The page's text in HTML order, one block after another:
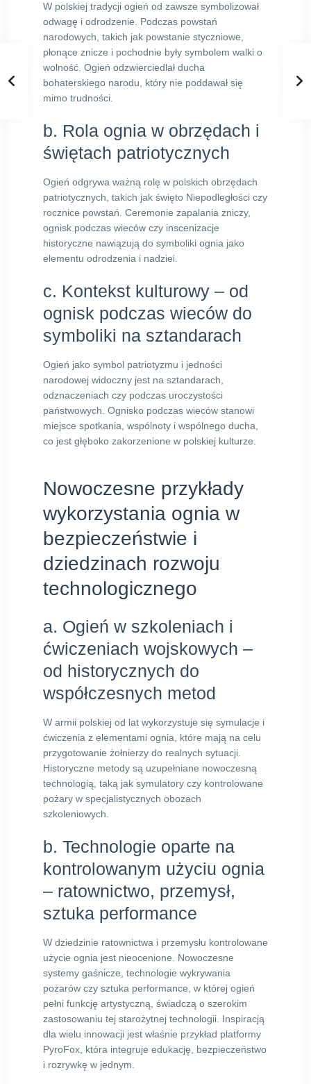
W polskiej tradycji ogień od zawsze symbolizował
odwagę i odrodzenie. Podczas powstań
narodowych, takich jak powstanie styczniowe,
płonące znicze i pochodnie były symbolem walki o
wolność. Ogień odzwierciedlał ducha
bohaterskiego narodu, który nie poddawał się
mimo trudności.
b. Rola ognia w obrzędach i
świętach patriotycznych
Ogień odgrywa ważną rolę w polskich obrzędach
patriotycznych, takich jak święto Niepodległości czy
rocznice powstań. Ceremonie zapalania zniczy,
ognisk podczas wieców czy inscenizacje
historyczne nawiązują do symboliki ognia jako
elementu odrodzenia i nadziei.
c. Kontekst kulturowy – od
ognisk podczas wieców do
symboliki na sztandarach
Ogień jako symbol patriotyzmu i jedności
narodowej widoczny jest na sztandarach,
odznaczeniach czy podczas uroczystości
państwowych. Ognisko podczas wieców stanowi
miejsce spotkania, wspólnoty i wspólnego ducha,
co jest głęboko zakorzenione w polskiej kulturze.
Nowoczesne przykłady
wykorzystania ognia w
bezpieczeństwie i
dziedzinach rozwoju
technologicznego
a. Ogień w szkoleniach i
ćwiczeniach wojskowych –
od historycznych do
współczesnych metod
W armii polskiej od lat wykorzystuje się symulacje i
ćwiczenia z elementami ognia, które mają na celu
przygotowanie żołnierzy do realnych sytuacji.
Historyczne metody są uzupełniane nowoczesną
technologią, taką jak symulatory czy kontrolowane
pożary w specjalistycznych obozach
szkoleniowych.
b. Technologie oparte na
kontrolowanym użyciu ognia
– ratownictwo, przemysł,
sztuka performance
W dziedzinie ratownictwa i przemysłu kontrolowane
użycie ognia jest nieocenione. Nowoczesne
systemy gaśnicze, technologie wykrywania
pożarów czy sztuka performance, w której ogień
pełni funkcję artystyczną, świadczą o szerokim
zastosowaniu tej starożytnej technologii. Inspiracją
dla wielu innowacji jest właśnie przykład platformy
PyroFox, która integruje edukację, bezpieczeństwo
i rozrywkę w jednym.